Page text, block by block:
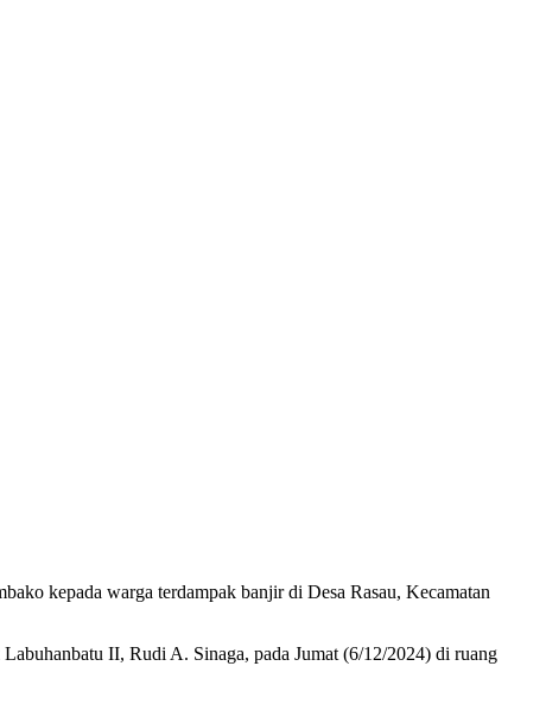
kepada warga terdampak banjir di Desa Rasau, Kecamatan
II, Rudi A. Sinaga, pada Jumat (6/12/2024) di ruang